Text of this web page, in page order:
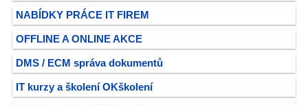
NABÍDKY PRÁCE IT FIREM
OFFLINE A ONLINE AKCE
DMS / ECM správa dokumentů
IT kurzy a školení OKškolení